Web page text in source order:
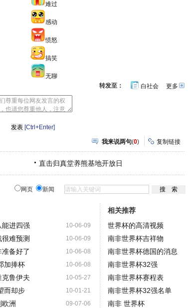
难过
感动
愤怒
搞笑
无聊
更多开
转发至： 白社会
[Ctrl+Enter]
我来说两句(0) 复制链接
直击归真堂养熊基地开放日
网页 新闻
10-06-09
进四强
10-06-09
难预测
10-06-08
备好了
10-06-08
加捧杯
10-05-27
鲁伊夫
10-01-21
而却步
09-07-06
洲
相关推荐
世界杯的高清视频
南非世界杯吉祥物
南非世界杯德国的消息
南非世界杯32强
南非世界杯赛程表
南非世界杯32强名单
南非 世界杯